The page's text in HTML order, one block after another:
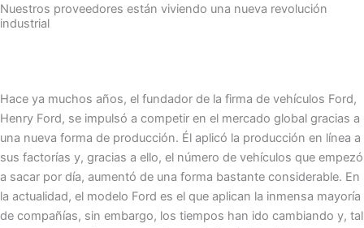
Nuestros proveedores están viviendo una nueva revolución
industrial
Hace ya muchos años, el fundador de la firma de vehículos Ford,
Henry Ford, se impulsó a competir en el mercado global gracias a
una nueva forma de producción. Él aplicó la producción en línea a
sus factorías y, gracias a ello, el número de vehículos que empezó
a sacar por día, aumentó de una forma bastante considerable. En
la actualidad, el modelo Ford es el que aplican la inmensa mayoría
de compañías, sin embargo, los tiempos han ido cambiando y, tal